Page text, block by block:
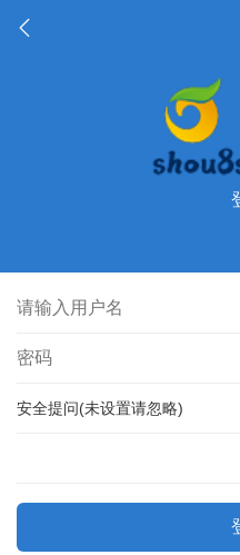
安全提问(未设置请忽略)